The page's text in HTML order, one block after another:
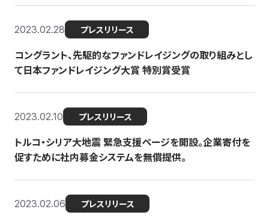
2023.02.28 プレスリリース
コングラント、先駆的なファンドレイジングの取り組みとし
て日本ファンドレイジング大賞 特別賞受賞
2023.02.10 プレスリリース
トルコ・シリア大地震 緊急支援ページを開設。企業寄付を
促すために社内募金システムを無償提供。
2023.02.06 プレスリリース